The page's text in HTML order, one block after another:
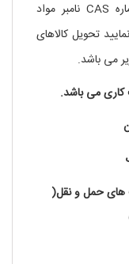
اطمینان حاصل کردن از صحیح بودن شماره CAS نامبر مواد
نمایید تحویل کالاهای
می باشد.
های حمل و نقل(